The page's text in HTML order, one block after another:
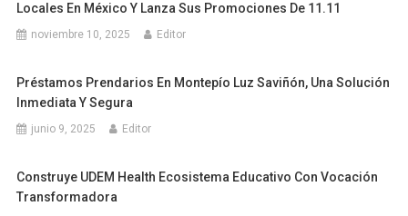
Locales En México Y Lanza Sus Promociones De 11.11
noviembre 10, 2025 Editor
Préstamos Prendarios En Montepío Luz Saviñón, Una Solución
Inmediata Y Segura
junio 9, 2025 Editor
Construye UDEM Health Ecosistema Educativo Con Vocación
Transformadora